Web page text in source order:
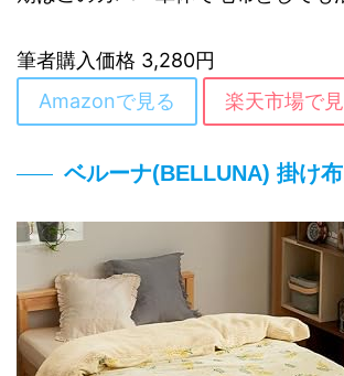
筆者購入価格 3,280円
Amazonで見る
楽天市場で
ベルーナ(BELLUNA) 掛け